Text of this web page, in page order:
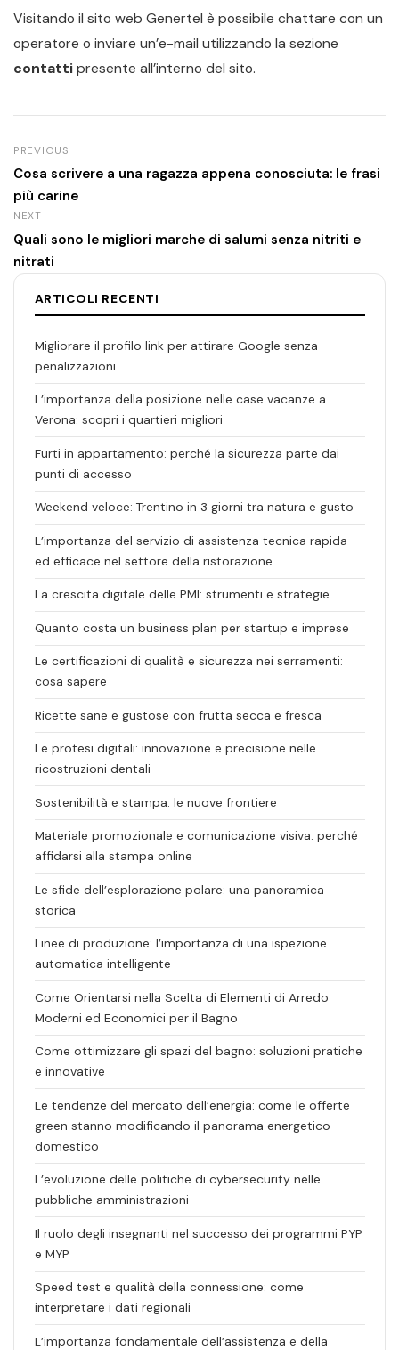
Visitando il sito web Genertel è possibile chattare con un
operatore o inviare un’e-mail utilizzando la sezione
contattipresente all’interno del sito.
PREVIOUS
Cosa scrivere a una ragazza appena conosciuta: le frasi
più carine
NEXT
Quali sono le migliori marche di salumi senza nitriti e
nitrati
ARTICOLI RECENTI
Migliorare il profilo link per attirare Google senza
penalizzazioni
L’importanza della posizione nelle case vacanze a
Verona: scopri i quartieri migliori
Furti in appartamento: perché la sicurezza parte dai
punti di accesso
Weekend veloce: Trentino in 3 giorni tra natura e gusto
L’importanza del servizio di assistenza tecnica rapida
ed efficace nel settore della ristorazione
La crescita digitale delle PMI: strumenti e strategie
Quanto costa un business plan per startup e imprese
Le certificazioni di qualità e sicurezza nei serramenti:
cosa sapere
Ricette sane e gustose con frutta secca e fresca
Le protesi digitali: innovazione e precisione nelle
ricostruzioni dentali
Sostenibilità e stampa: le nuove frontiere
Materiale promozionale e comunicazione visiva: perché
affidarsi alla stampa online
Le sfide dell’esplorazione polare: una panoramica
storica
Linee di produzione: l’importanza di una ispezione
automatica intelligente
Come Orientarsi nella Scelta di Elementi di Arredo
Moderni ed Economici per il Bagno
Come ottimizzare gli spazi del bagno: soluzioni pratiche
e innovative
Le tendenze del mercato dell’energia: come le offerte
green stanno modificando il panorama energetico
domestico
L’evoluzione delle politiche di cybersecurity nelle
pubbliche amministrazioni
Il ruolo degli insegnanti nel successo dei programmi PYP
e MYP
Speed test e qualità della connessione: come
interpretare i dati regionali
L’importanza fondamentale dell’assistenza e della